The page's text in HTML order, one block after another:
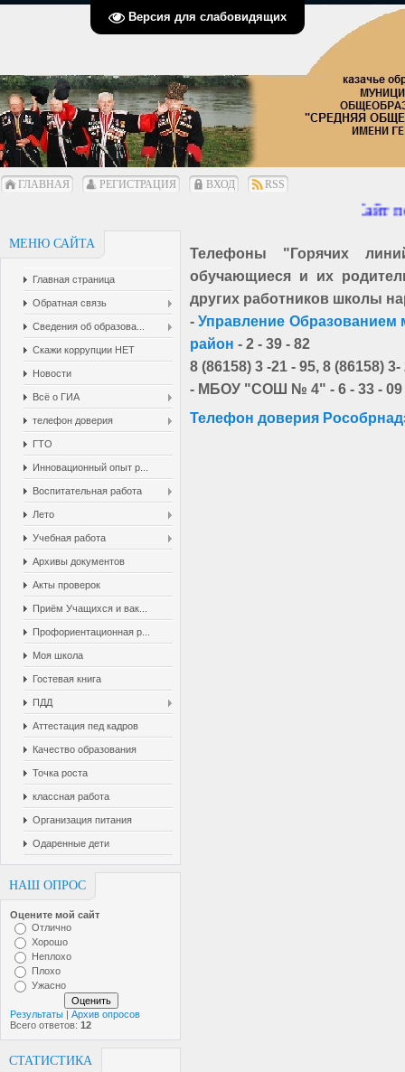
Версия для слабовидящих
ГЛАВНАЯ РЕГИСТРАЦИЯ ВХОД RSS
Сайт
МЕНЮ САЙТА
Главная страница
Обратная связь
Сведения об образова...
Скажи коррупции НЕТ
Новости
Всё о ГИА
телефон доверия
ГТО
Инновационный опыт р...
Воспитательная работа
Лето
Учебная работа
Архивы документов
Акты проверок
Приём Учащихся и вак...
Профориентационная р...
Моя школа
Гостевая книга
ПДД
Аттестация пед кадров
Качество образования
Точка роста
классная работа
Организация питания
Одаренные дети
НАШ ОПРОС
Оцените мой сайт
Отлично
Хорошо
Неплохо
Плохо
Ужасно
Результаты | Архив опросов
Всего ответов: 12
СТАТИСТИКА
Телефоны "Горячих
обучающиеся и их
других работников школы
-Управление Образованием
район - 2 - 39 - 82
8 (86158) 3 -21 - 95, 8 (86158) 3-
- МБОУ "СОШ № 4" - 6 - 33 - 09
Телефон доверия